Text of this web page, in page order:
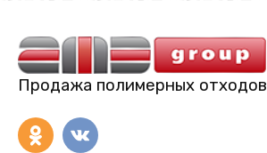
Продажа полимерных отходов